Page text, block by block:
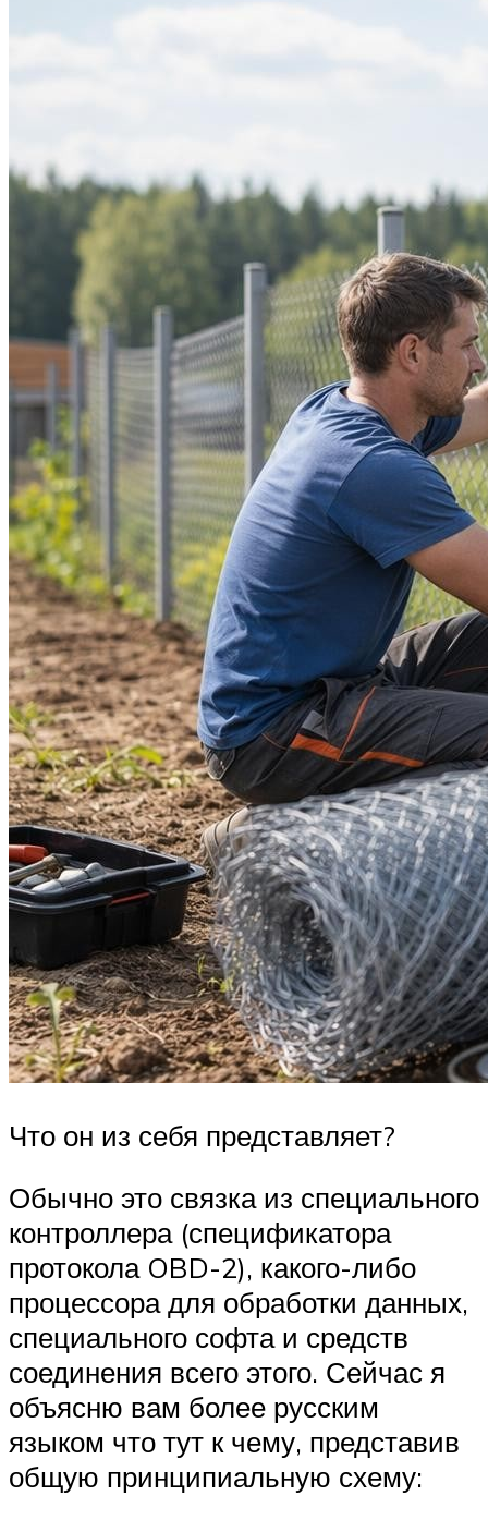
Что он из себя представляет?
Обычно это связка из специального
контроллера (спецификатора
протокола OBD-2), какого-либо
процессора для обработки данных,
специального софта и средств
соединения всего этого. Сейчас я
объясню вам более русским
языком что тут к чему, представив
общую принципиальную схему: